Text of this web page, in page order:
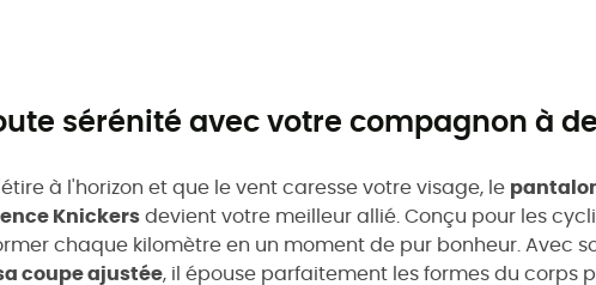
sérénité avec votre compagnon à
à l'horizon et que le vent caresse votre visage, le
Knickers devient votre meilleur allié. Conçu pour les
chaque kilomètre en un moment de pur bonheur. Avec
coupe ajustée, il épouse parfaitement les formes du corps